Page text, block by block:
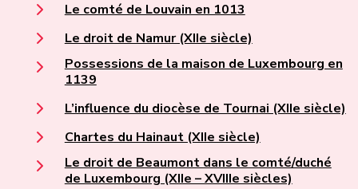
Le comté de Louvain en 1013
Le droit de Namur (XIIe siècle)
Possessions de la maison de Luxembourg en
1139
L’influence du diocèse de Tournai (XIIe siècle)
Chartes du Hainaut (XIIe siècle)
Le droit de Beaumont dans le comté/duché
de Luxembourg (XIIe – XVIIIe siècles)